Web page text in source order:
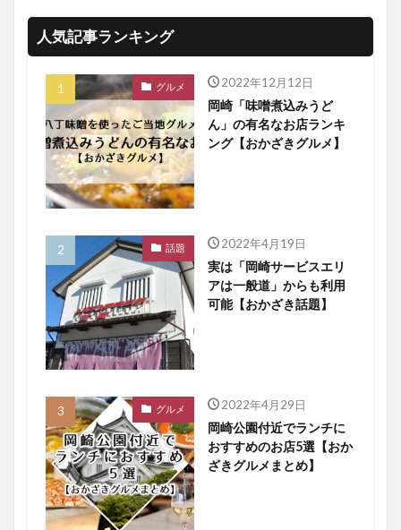
人気記事ランキング
グルメ 2022年12月12日
岡崎「味噌煮込みうど
ん」の有名なお店ランキ
ング【おかざきグルメ】
話題 2022年4月19日
実は「岡崎サービスエリ
アは一般道」からも利用
可能【おかざき話題】
グルメ 2022年4月29日
岡崎公園付近でランチに
おすすめのお店5選【おか
ざきグルメまとめ】